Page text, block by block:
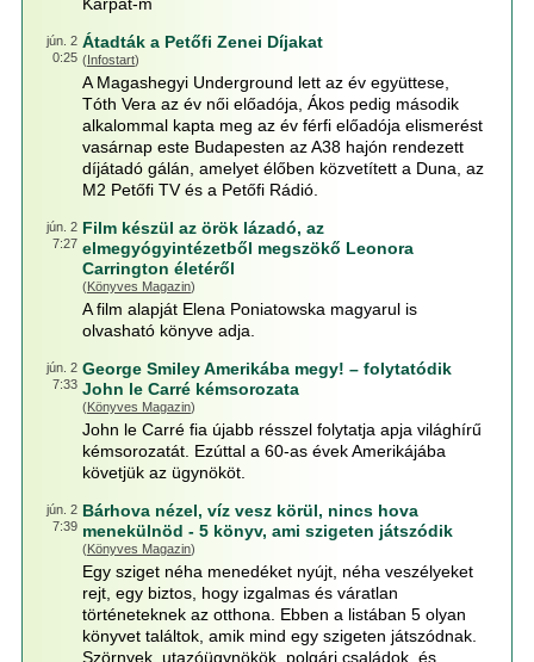
jún. 2
0:25
Átadták a Petőfi Zenei Díjakat
(Infostart)
A Magashegyi Underground lett az év együttese,
Tóth Vera az év női előadója, Ákos pedig második
alkalommal kapta meg az év férfi előadója elismerést
vasárnap este Budapesten az A38 hajón rendezett
díjátadó gálán, amelyet élőben közvetített a Duna, az
M2 Petőfi TV és a Petőfi Rádió.
jún. 2
7:27
Film készül az örök lázadó, az
elmegyógyintézetből megszökő Leonora
Carrington életéről
(Könyves Magazin)
A film alapját Elena Poniatowska magyarul is
olvasható könyve adja.
jún. 2
7:33
George Smiley Amerikába megy! – folytatódik
John le Carré kémsorozata
(Könyves Magazin)
John le Carré fia újabb résszel folytatja apja világhírű
kémsorozatát. Ezúttal a 60-as évek Amerikájába
követjük az ügynököt.
jún. 2
7:39
Bárhova nézel, víz vesz körül, nincs hova
menekülnöd - 5 könyv, ami szigeten játszódik
(Könyves Magazin)
Egy sziget néha menedéket nyújt, néha veszélyeket
rejt, egy biztos, hogy izgalmas és váratlan
történeteknek az otthona. Ebben a listában 5 olyan
könyvet találtok, amik mind egy szigeten játszódnak.
Szörnyek, utazóügynökök, polgári családok, és